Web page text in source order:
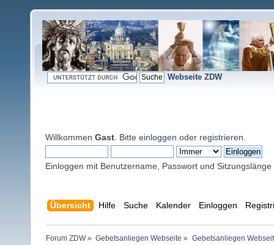
Webseite ZDW
Willkommen Gast . Bitte einloggen oder registrieren
Einloggen mit Benutzername, Passwort und Sitzungslänge
Übersicht Hilfe Suche Kalender Einloggen
Forum ZDW» Gebetsanliegen Webseite » Gebetsanliegen